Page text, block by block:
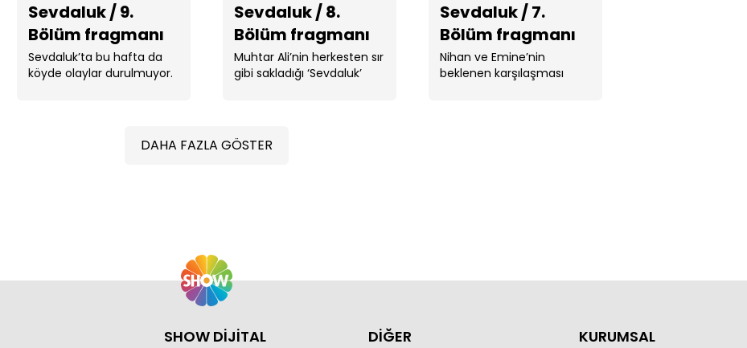
Sevdaluk / 9.
Bölüm fragmanı
Sevdaluk’ta bu hafta da
köyde olaylar durulmuyor.
Sevdaluk / 8.
Bölüm fragmanı
Muhtar Ali’nin herkesten sır
gibi sakladığı ‘Sevdaluk’
Sevdaluk / 7.
Bölüm fragmanı
Nihan ve Emine’nin
beklenen karşılaşması
DAHA FAZLA GÖSTER
SHOW DİJİTAL DİĞER KURUMSAL